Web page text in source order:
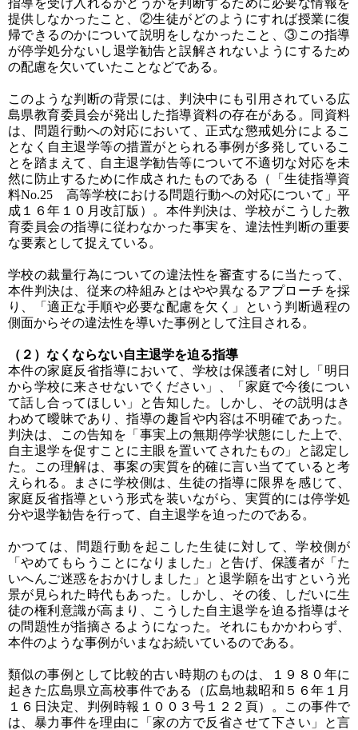
提供しなかったこと、②生徒がどのようにすれば授業に復
帰できるのかについて説明をしなかったこと、③この指導
が停学処分ないし退学勧告と誤解されないようにするため
の配慮を欠いていたことなどである。
このような判断の背景には、判決中にも引用されている広
島県教育委員会が発出した指導資料の存在がある。同資料
は、問題行動への対応において、正式な懲戒処分によるこ
となく自主退学等の措置がとられる事例が多発しているこ
とを踏まえて、自主退学勧告等について不適切な対応を未
然に防止するために作成されたものである（「生徒指導資
料No.25 高等学校における問題行動への対応について」平
成１６年１０月改訂版）。本件判決は、学校がこうした教
育委員会の指導に従わなかった事実を、違法性判断の重要
な要素として捉えている。
学校の裁量行為についての違法性を審査するに当たって、
本件判決は、従来の枠組みとはやや異なるアプローチを採
り、「適正な手順や必要な配慮を欠く」という判断過程の
側面からその違法性を導いた事例として注目される。
（２）なくならない自主退学を迫る指導
本件の家庭反省指導において、学校は保護者に対し「明日
から学校に来させないでください」、「家庭で今後につい
て話し合ってほしい」と告知した。しかし、その説明はき
わめて曖昧であり、指導の趣旨や内容は不明確であった。
判決は、この告知を「事実上の無期停学状態にした上で、
自主退学を促すことに主眼を置いてされたもの」と認定し
た。この理解は、事案の実質を的確に言い当てていると考
えられる。まさに学校側は、生徒の指導に限界を感じて、
家庭反省指導という形式を装いながら、実質的には停学処
分や退学勧告を行って、自主退学を迫ったのである。
かつては、問題行動を起こした生徒に対して、学校側が
「やめてもらうことになりました」と告げ、保護者が「た
いへんご迷惑をおかけしました」と退学願を出すという光
景が見られた時代もあった。しかし、その後、しだいに生
徒の権利意識が高まり、こうした自主退学を迫る指導はそ
の問題性が指摘さるようになった。それにもかかわらず、
本件のような事例がいまなお続いているのである。
類似の事例として比較的古い時期のものは、１９８０年に
起きた広島県立高校事件である（広島地裁昭和５６年１月
１６日決定、判例時報１００３号１２２頁）。この事件で
は、暴力事件を理由に「家の方で反省させて下さい」と言